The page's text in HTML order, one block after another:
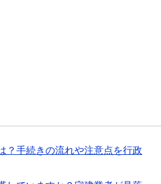
？手続きの流れや注意点を行政